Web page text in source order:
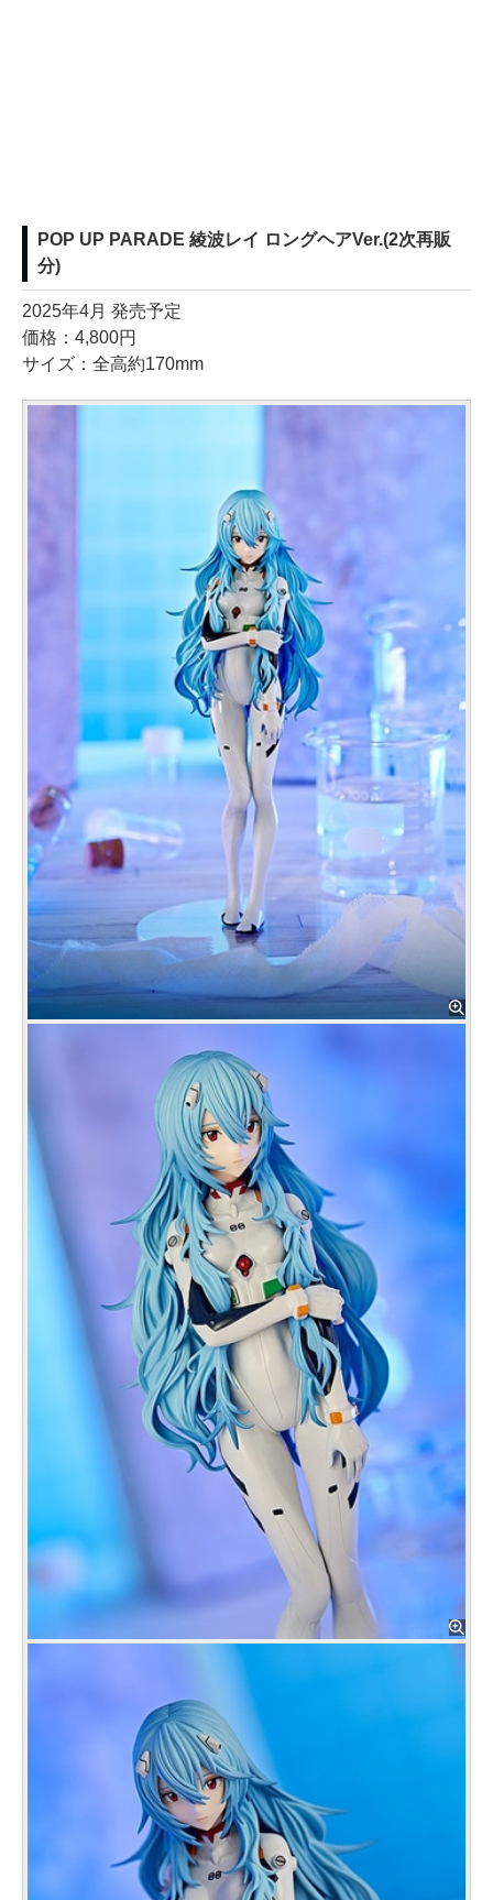
POP UP PARADE 綾波レイ ロングヘアVer.(2次再販
分)
2025年4月 発売予定
価格：4,800円
サイズ：全高約170mm